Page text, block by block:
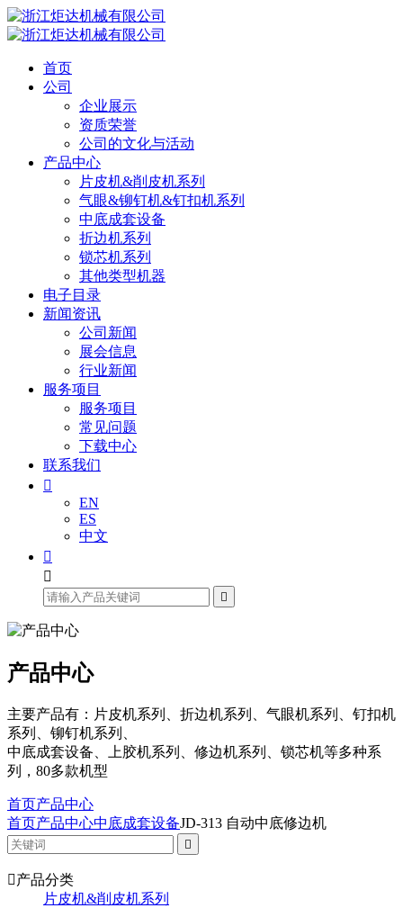
首页
公司
企业展示
资质荣誉
公司的文化与活动
产品中心
片皮机&削皮机系列
气眼&铆钉机&钉扣机系列
中底成套设备
折边机系列
锁芯机系列
其他类型机器
电子目录
新闻资讯
公司新闻
展会信息
行业新闻
服务项目
服务项目
常见问题
下载中心
联系我们

EN
ES
中文



产品中心
主要产品有：片皮机系列、折边机系列、气眼机系列、钉扣机
系列、铆钉机系列、
中底成套设备、上胶机系列、修边机系列、锁芯机等多种系
列，80多款机型
首页产品中心
首页产品中心中底成套设备JD-313 自动中底修边机

产品分类
片皮机&削皮机系列